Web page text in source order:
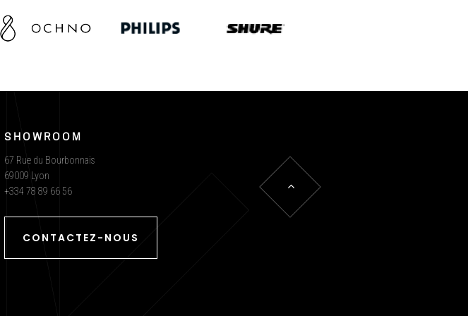
SHOWROOM
67 Rue du Bourbonnais
69009 Lyon
+334 78 89 66 56
CONTACTEZ-NOUS